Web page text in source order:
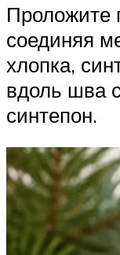
Проложите
соединяя
хлопка,
вдоль шва
синтепон.